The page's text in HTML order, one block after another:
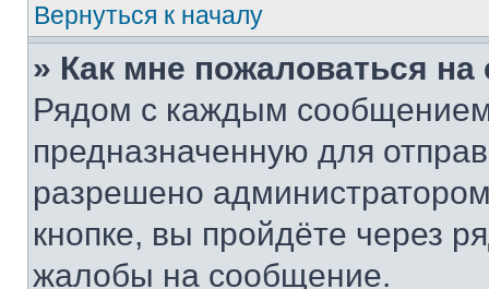
Вернуться к началу
» Как мне пожаловаться
Рядом с каждым сообщением
предназначенную для
разрешено
кнопке, вы пройдёте через
жалобы на сообщение.